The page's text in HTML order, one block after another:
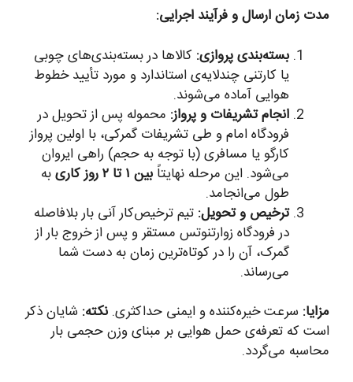
مدت زمان ارسال و فرآیند اجرایی:
بسته‌بندی پروازی: کالاها در بسته‌بندی‌های چوبی
یا کارتنی چندلایه‌ی استاندارد و مورد تأیید خطوط
هوایی آماده می‌شوند.
انجام تشریفات و پرواز: محموله پس از تحویل در
فرودگاه امام و طی تشریفات گمرکی، با اولین پرواز
کارگو یا مسافری (با توجه به حجم) راهی ایروان
می‌شود. این مرحله نهایتاً بین ۱ تا ۲ روز کاری
به
طول می‌انجامد.
ترخیص و تحویل: تیم ترخیص‌کار آنی بار بلافاصله
در فرودگاه زوارتنوتس مستقر و پس از خروج بار از
گمرک، آن را در کوتاه‌ترین زمان به دست شما
می‌رساند.
مزایا: سرعت خیره‌کننده و ایمنی حداکثری. نکته: شایان ذکر
است که تعرفه‌ی حمل هوایی بر مبنای وزن حجمی بار
محاسبه می‌گردد.